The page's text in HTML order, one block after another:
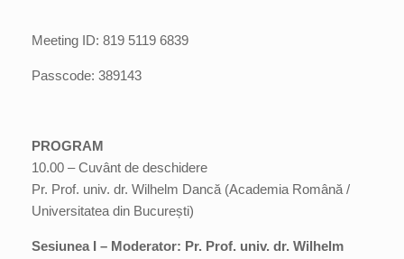
Meeting ID: 819 5119 6839
Passcode: 389143
PROGRAM
10.00 – Cuvânt de deschidere
Pr. Prof. univ. dr. Wilhelm Dancă (Academia Română /
Universitatea din București)
Sesiunea I – Moderator: Pr. Prof. univ. dr. Wilhelm